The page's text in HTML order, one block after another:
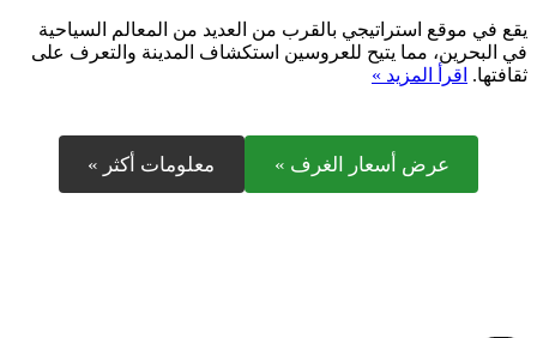
يقع في موقع استراتيجي بالقرب من العديد من المعالم السياحية
في البحرين، مما يتيح للعروسين استكشاف المدينة والتعرف على
ثقافتها. اقرأ المزيد »
عرض أسعار الغرف » معلومات أكثر »